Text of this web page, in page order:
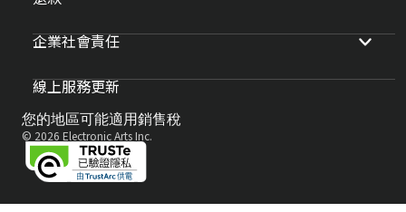
企業社會責任
線上服務更新
您的地區可能適用銷售稅
© 2026 Electronic Arts Inc.